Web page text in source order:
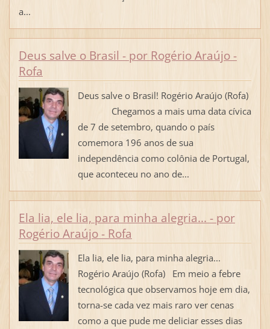
a...
Deus salve o Brasil - por Rogério Araújo -
Rofa
Deus salve o Brasil! Rogério Araújo (Rofa)
Chegamos a mais uma data cívica
de 7 de setembro, quando o país
comemora 196 anos de sua
independência como colônia de Portugal,
que aconteceu no ano de...
Ela lia, ele lia, para minha alegria... - por
Rogério Araújo - Rofa
Ela lia, ele lia, para minha alegria...
Rogério Araújo (Rofa) Em meio a febre
tecnológica que observamos hoje em dia,
torna-se cada vez mais raro ver cenas
como a que pude me deliciar esses dias